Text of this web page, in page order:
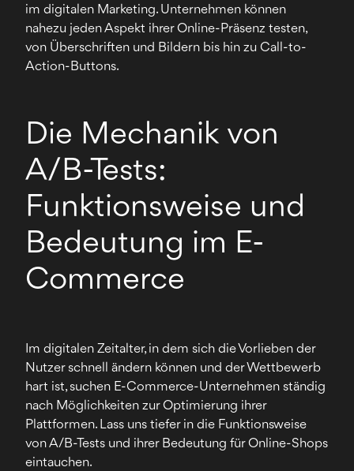
im digitalen Marketing. Unternehmen können
nahezu jeden Aspekt ihrer Online-Präsenz testen,
von Überschriften und Bildern bis hin zu Call-to-
Action-Buttons.
Die Mechanik von
A/B-Tests:
Funktionsweise und
Bedeutung im E-
Commerce
Im digitalen Zeitalter, in dem sich die Vorlieben der
Nutzer schnell ändern können und der Wettbewerb
hart ist, suchen E-Commerce-Unternehmen ständig
nach Möglichkeiten zur Optimierung ihrer
Plattformen. Lass uns tiefer in die Funktionsweise
von A/B-Tests und ihrer Bedeutung für Online-Shops
eintauchen.